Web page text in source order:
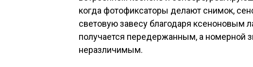
когда фотофиксаторы делают снимок,
световую завесу благодаря ксеноновым
получается передержанным, а номерной
неразличимым.